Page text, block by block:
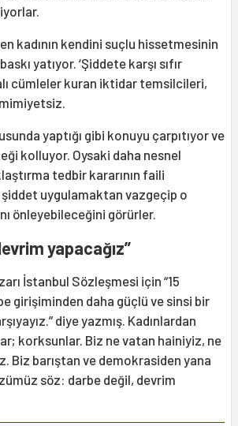
kadının kendini suçlu hissetmesinin
yatıyor. ‘Şiddete karşı sıfır
cümleler kuran iktidar temsilcileri,
yaptığı gibi konuyu çarpıtıyor ve
kolluyor. Oysaki daha nesnel
tedbir kararının faili
uygulamaktan vazgeçip o
önleyebileceğini görürler.
yapacağız”
İstanbul Sözleşmesi için “15
girişiminden daha güçlü ve sinsi bir
diye yazmış. Kadınlardan
korksunlar. Biz ne vatan hainiyiz, ne
Biz barıştan ve demokrasiden yana
söz: darbe değil, devrim